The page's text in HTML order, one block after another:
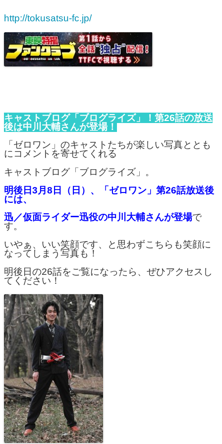
http://tokusatsu-fc.jp/
キャストブログ「ブログライズ」！第26話の放送
後は中川大輔さんが登場！
「ゼロワン」のキャストたちが楽しい写真ととも
にコメントを寄せてくれる
キャストブログ「ブログライズ」。
明後日3月8日（日）、「ゼロワン」第26話放送後
には、
迅／仮面ライダー迅役の中川大輔さんが登場で
す。
いやぁ、いい笑顔です、と思わずこちらも笑顔に
なってしまう写真も！
明後日の26話をご覧になったら、ぜひアクセスし
てください！